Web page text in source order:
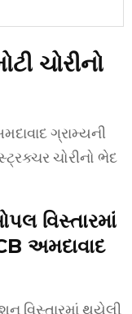
ચોરીનો
ગ્રામ્યની
ચોરીનો ભેદ
વિસ્તારમાં
અમદાવાદ
વિસ્તારમાં થયેલી